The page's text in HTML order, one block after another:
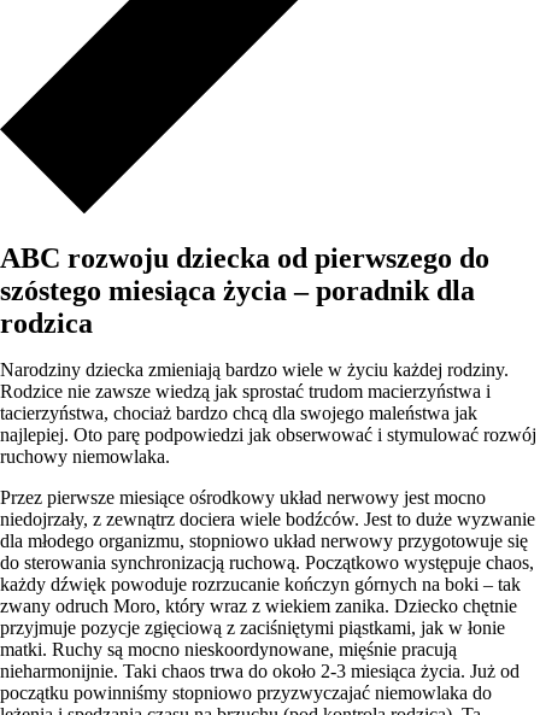
ABC rozwoju dziecka od pierwszego do
szóstego miesiąca życia – poradnik dla
rodzica
Narodziny dziecka zmieniają bardzo wiele w życiu każdej rodziny.
Rodzice nie zawsze wiedzą jak sprostać trudom macierzyństwa i
tacierzyństwa, chociaż bardzo chcą dla swojego maleństwa jak
najlepiej. Oto parę podpowiedzi jak obserwować i stymulować rozwój
ruchowy niemowlaka.
Przez pierwsze miesiące ośrodkowy układ nerwowy jest mocno
niedojrzały, z zewnątrz dociera wiele bodźców. Jest to duże wyzwanie
dla młodego organizmu, stopniowo układ nerwowy przygotowuje się
do sterowania synchronizacją ruchową. Początkowo występuje chaos,
każdy dźwięk powoduje rozrzucanie kończyn górnych na boki – tak
zwany odruch Moro, który wraz z wiekiem zanika. Dziecko chętnie
przyjmuje pozycje zgięciową z zaciśniętymi piąstkami, jak w łonie
matki. Ruchy są mocno nieskoordynowane, mięśnie pracują
nieharmonijnie. Taki chaos trwa do około 2-3 miesiąca życia. Już od
początku powinniśmy stopniowo przyzwyczajać niemowlaka do